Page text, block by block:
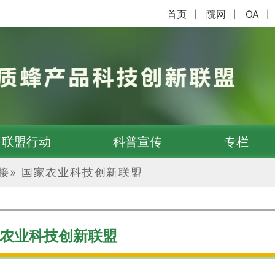
首页 院网 OA
联盟行动 科普宣传 专栏
» 国家农业科技创新联盟
业科技创新联盟